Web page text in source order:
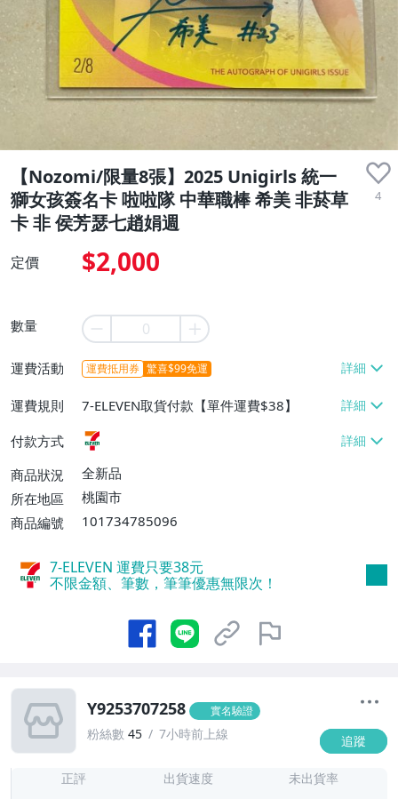
【Nozomi/限量8張】2025 Unigirls 統一
獅女孩簽名卡 啦啦隊 中華職棒 希美 非菸草
卡 非 侯芳瑟七趙娟週
4
定價 $2,000
數量
運費活動 運費抵用券 驚喜$99免運
運費規則
7-ELEVEN取貨付款【單件運費$38】
付款方式
商品狀況
全新品
所在地區
桃園市
商品編號
101734785096
7-ELEVEN 運費只要38元
不限金額、筆數，筆筆優惠無限次！
Y9253707258 實名驗證
粉絲數 45 7小時前上線 追蹤
正評 出貨速度 未出貨率